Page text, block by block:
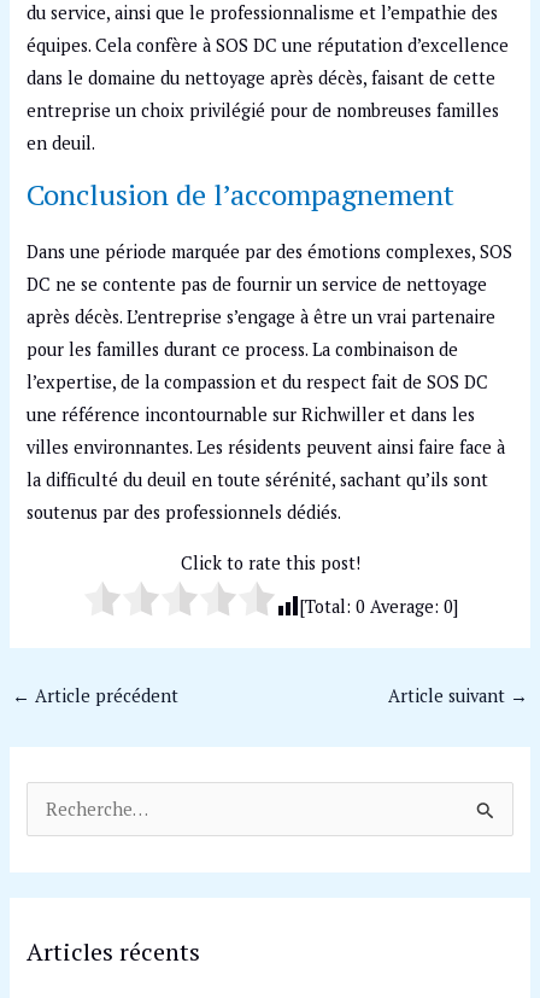
du service, ainsi que le professionnalisme et l’empathie des
équipes. Cela confère à SOS DC une réputation d’excellence
dans le domaine du nettoyage après décès, faisant de cette
entreprise un choix privilégié pour de nombreuses familles
en deuil.
Conclusion de l’accompagnement
Dans une période marquée par des émotions complexes, SOS
DC ne se contente pas de fournir un service de nettoyage
après décès. L’entreprise s’engage à être un vrai partenaire
pour les familles durant ce process. La combinaison de
l’expertise, de la compassion et du respect fait de SOS DC
une référence incontournable sur Richwiller et dans les
villes environnantes. Les résidents peuvent ainsi faire face à
la difficulté du deuil en toute sérénité, sachant qu’ils sont
soutenus par des professionnels dédiés.
Click to rate this post!
[Total: 0Average: 0]
← Article précédent Article suivant →
e
Articles récents